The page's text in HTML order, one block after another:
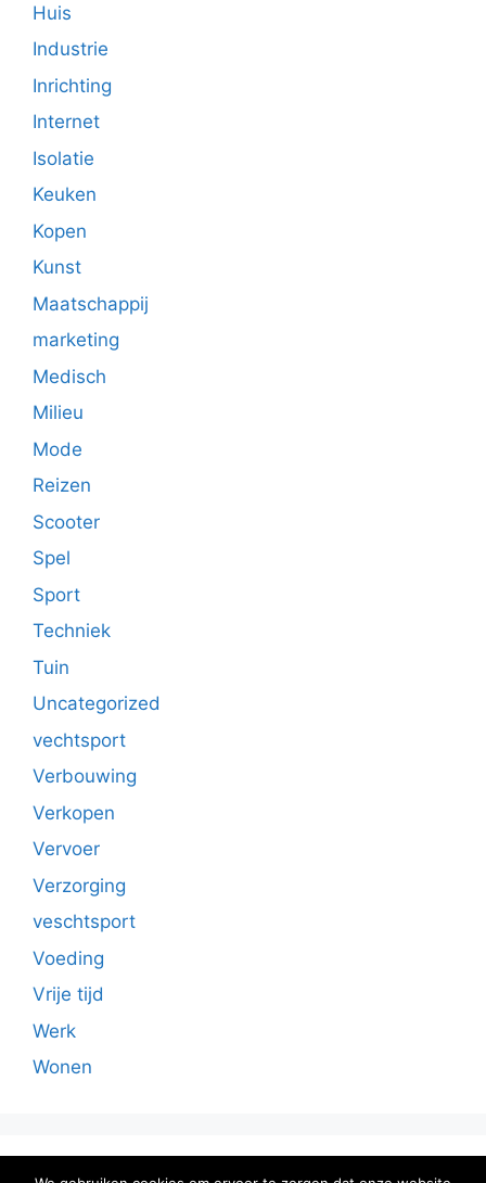
Huis
Industrie
Inrichting
Internet
Isolatie
Keuken
Kopen
Kunst
Maatschappij
marketing
Medisch
Milieu
Mode
Reizen
Scooter
Spel
Sport
Techniek
Tuin
Uncategorized
vechtsport
Verbouwing
Verkopen
Vervoer
Verzorging
veschtsport
Voeding
Vrije tijd
Werk
Wonen